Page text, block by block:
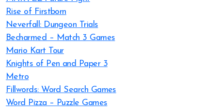
Rise of Firstborn
Neverfall: Dungeon Trials
Becharmed – Match 3 Games
Mario Kart Tour
Knights of Pen and Paper 3
Metro
Fillwords: Word Search Games
Word Pizza – Puzzle Games